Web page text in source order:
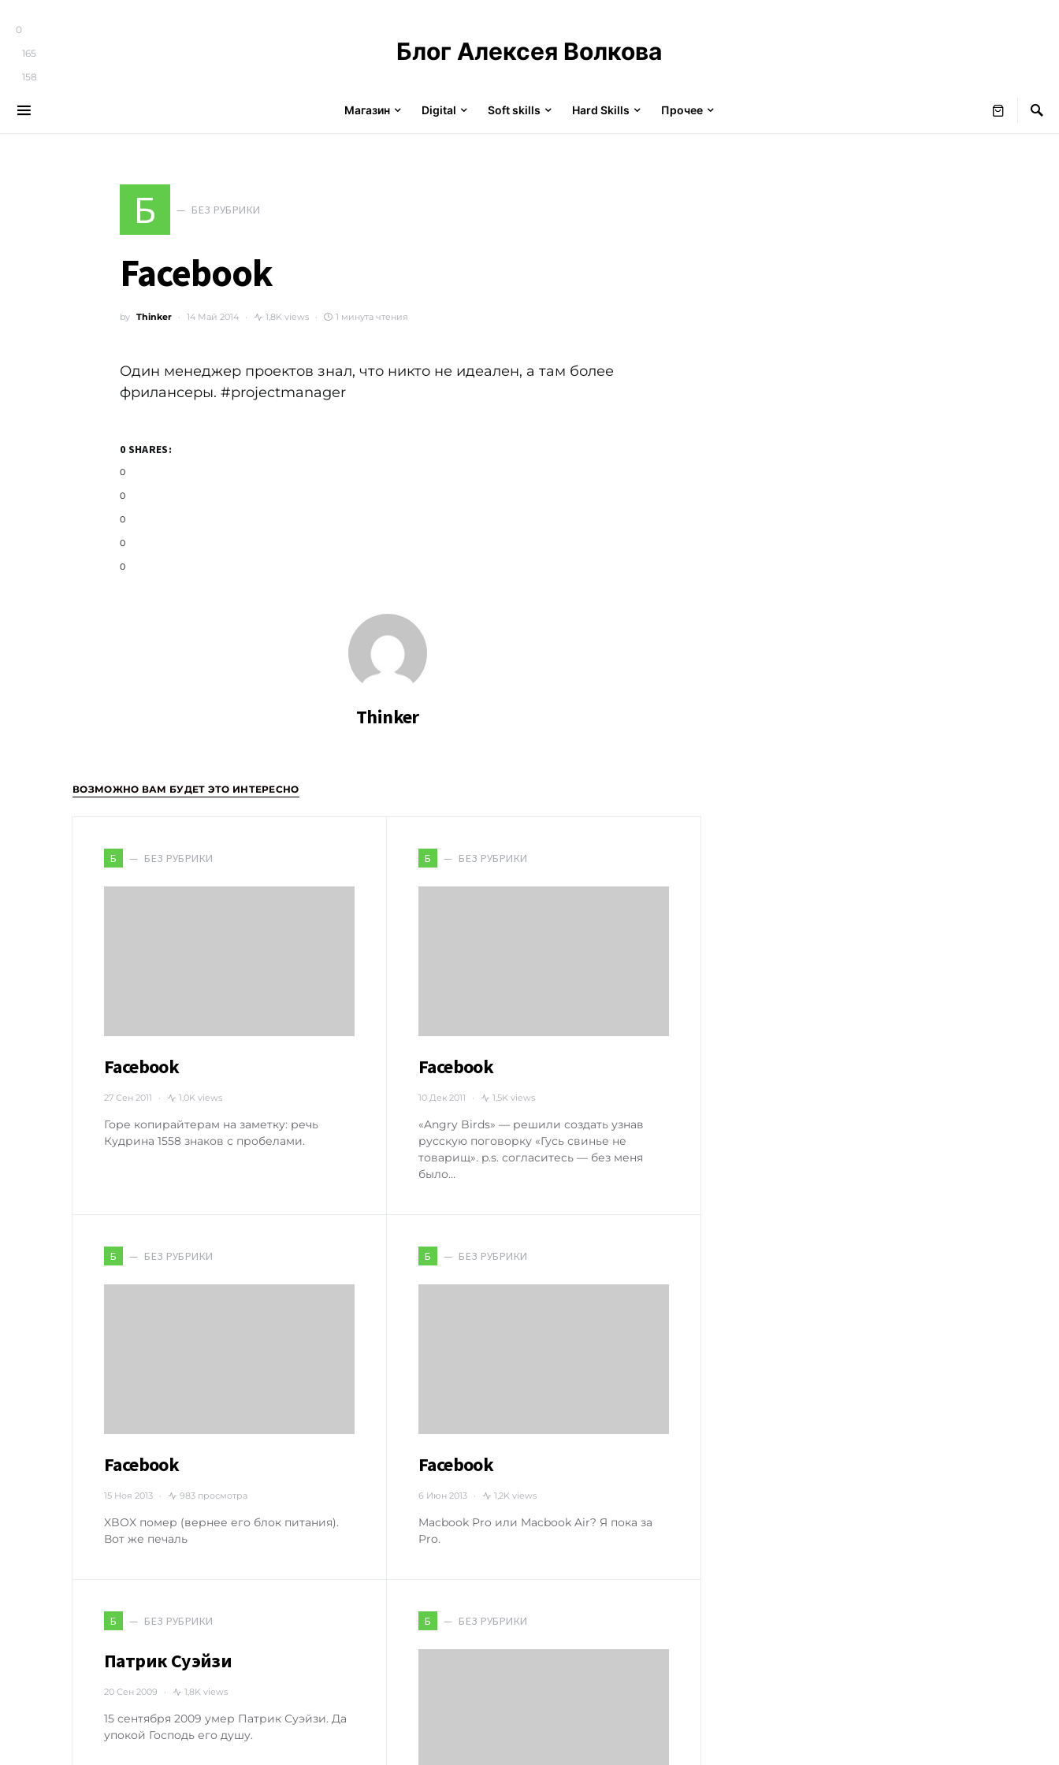
0
165
158
Блог Алексея Волкова
Магазин Digital Soft skills Hard Skills Прочее
Б БЕЗ РУБРИКИ
Facebook
by Thinker 14 Май 2014 1,8K views 1 минута чтения
Один менеджер проектов знал, что никто не идеален, а там более
фрилансеры. #projectmanager
0 SHARES:
0
0
0
0
0
Thinker
ВОЗМОЖНО ВАМ БУДЕТ ЭТО ИНТЕРЕСНО
Б БЕЗ РУБРИКИ
Facebook
27 Сен 2011 1,0K views
Горе копирайтерам на заметку: речь
Кудрина 1558 знаков с пробелами.
Б БЕЗ РУБРИКИ
Facebook
10 Дек 2011 1,5K views
«Angry Birds» — решили создать узнав
русскую поговорку «Гусь свинье не
товарищ». p.s. согласитесь — без меня
было…
Б БЕЗ РУБРИКИ
Facebook
15 Ноя 2013 983 просмотра
XBOX помер (вернее его блок питания).
Вот же печаль
Б БЕЗ РУБРИКИ
Facebook
6 Июн 2013 1,2K views
Macbook Pro или Macbook Air? Я пока за
Pro.
Б БЕЗ РУБРИКИ
Патрик Суэйзи
20 Сен 2009 1,8K views
15 сентября 2009 умер Патрик Суэйзи. Да
упокой Господь его душу.
Б БЕЗ РУБРИКИ